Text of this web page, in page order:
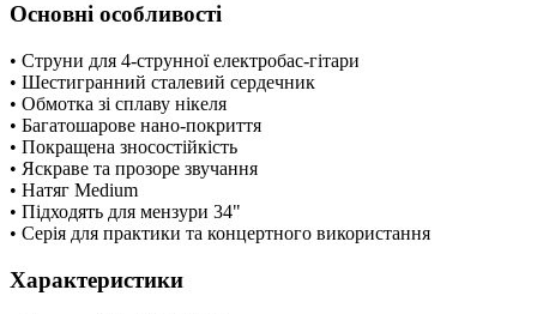
Основні особливості
• Струни для 4-струнної електробас-гітари
• Шестигранний сталевий сердечник
• Обмотка зі сплаву нікеля
• Багатошарове нано-покриття
• Покращена зносостійкість
• Яскраве та прозоре звучання
• Натяг Medium
• Підходять для мензури 34"
• Серія для практики та концертного використання
Характеристики